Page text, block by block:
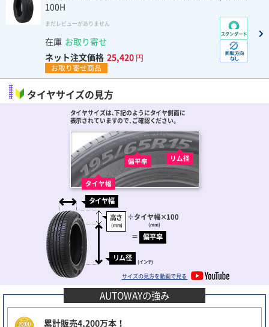
100H
まだレビューがありません
在庫 お取り寄せ
ネット注文価格 25,420 円
お取り寄せ商品
タイヤサイズの見方
タイヤサイズは､下記のようにタイヤ側面に
表示されていますので､ご確認ください。
タイヤ幅
偏平率 リム径
タイヤ幅
高さ
(mm)
÷タイヤ幅
(mm)
×100
＝ 偏平率
リム径 (インチ)
サイズの見方を動画で見る
AUTOWAYの強み
累計販売4,200万本！